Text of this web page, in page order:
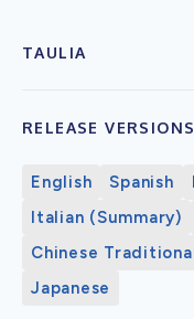
TAULIA
RELEASE VERSIONS
English Spanish
Italian (Summary)
Chinese
Japanese